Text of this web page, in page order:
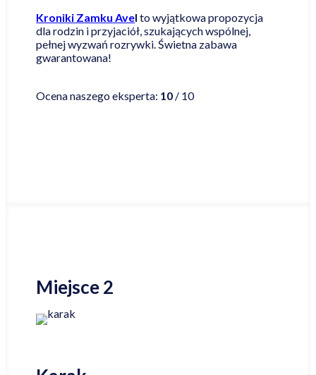
Kroniki Zamku Avel to wyjątkowa propozycja
dla rodzin i przyjaciół, szukających wspólnej,
pełnej wyzwań rozrywki. Świetna zabawa
gwarantowana!
Ocena naszego eksperta: 10 / 10
Miejsce 2